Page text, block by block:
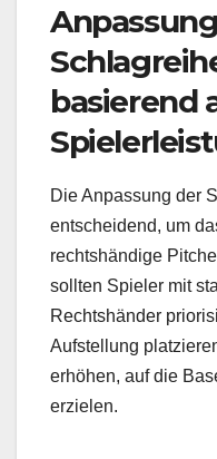
basierend
Die Anpassung der
entscheidend, um
rechtshändige
sollten Spieler mit
Rechtshänder
Aufstellung
erhöhen, auf die
erzielen.